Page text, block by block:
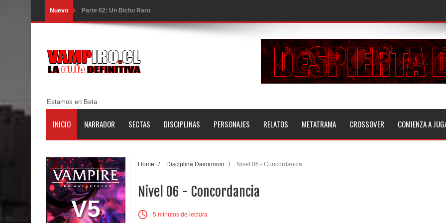
Nuevo Parte 02: Un Bicho Raro
Parte 01: Una Misión de Locos
Parte 03: Forastero en Tierra Muerta
Parte 10: El Secreto
Parte 06: El Trato con los Muertos
Parte 05: Sitiados
Parte 04: Se Descubre el Pastel
Parte 03: Una Piraña en el Bidé
Estamos en Beta
INICIO NARRADOR SECTAS DISCIPLINAS PERSONAJES RELATOS METATRAMA CROSSOVER COMIENZA A
V5
Home / Disciplina Daimonion / Nivel 06 - Concordancia
Nivel 06 - Concordancia
5 minutos de lectura